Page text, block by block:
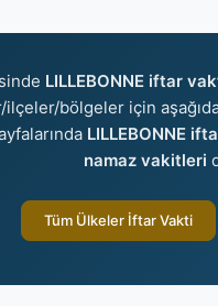
LILLEBONNE iftar
bölgeler için
LILLEBONNE
namaz vakitleri
Tüm Ülkeler İftar Vakti